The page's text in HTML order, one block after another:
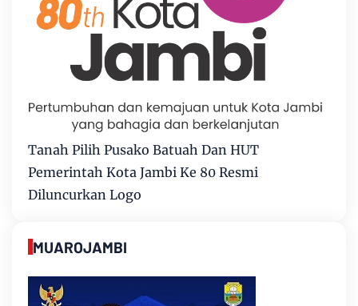
Tanah Pilih Pusako Batuah Dan HUT
Pemerintah Kota Jambi Ke 80 Resmi
Diluncurkan Logo
MUAROJAMBI